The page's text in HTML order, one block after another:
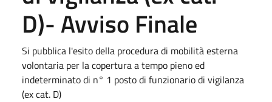
D)- Avviso Finale
Si pubblica l'esito della procedura di mobilità esterna
volontaria per la copertura a tempo pieno ed
indeterminato di n° 1 posto di funzionario di vigilanza
(ex cat. D)